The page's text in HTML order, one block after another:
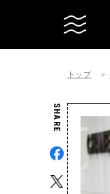
トップ
SHARE